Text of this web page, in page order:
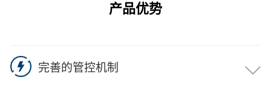
产品优势
完善的管控机制